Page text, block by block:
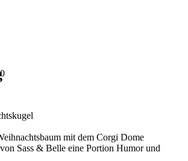
mit dem Corgi Dome
Sass & Belle eine Portion Humor und